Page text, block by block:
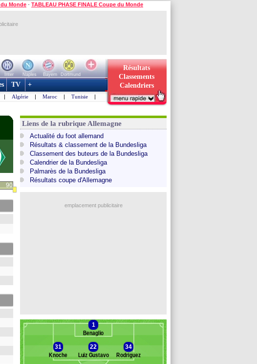
Monde - TABLEAU PHASE FINALE Coupe du Monde
Inter Naples Bayern
Dortmund
Résultats
Classements
Calendriers
TV +
| Algérie | Maroc | Tunisie |
90
Liens de la rubrique Allemagne
Actualité du foot allemand
Résultats & classement de la Bundesliga
Classement des buteurs de la Bundesliga
Calendrier de la Bundesliga
Palmarès de la Bundesliga
Résultats coupe d'Allemagne
emplacement publicitaire
1
Benaglio
31
Knoche
22
Luiz Gustavo
34
Rodriguez